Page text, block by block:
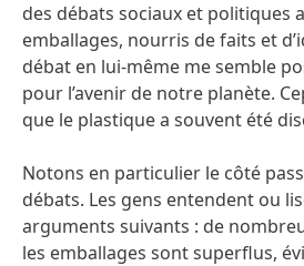
des débats sociaux et politiques
emballages, nourris de faits et
débat en lui-même me semble
pour l’avenir de notre planète.
que le plastique a souvent été
Notons en particulier le côté
débats. Les gens entendent ou
arguments suivants : de
les emballages sont superflus,